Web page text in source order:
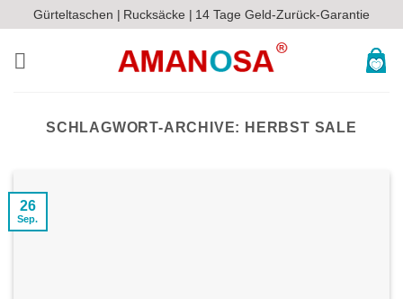
Inhalt
springen
Gürteltaschen | Rucksäcke | 14 Tage Geld-Zurück-Garantie
SCHLAGWORT-ARCHIVE: HERBST SALE
26
Sep.